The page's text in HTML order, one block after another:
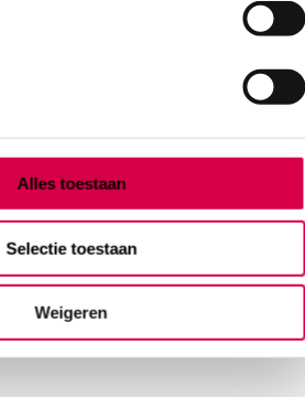
Alles toestaan
Selectie toestaan
Weigeren
4.10